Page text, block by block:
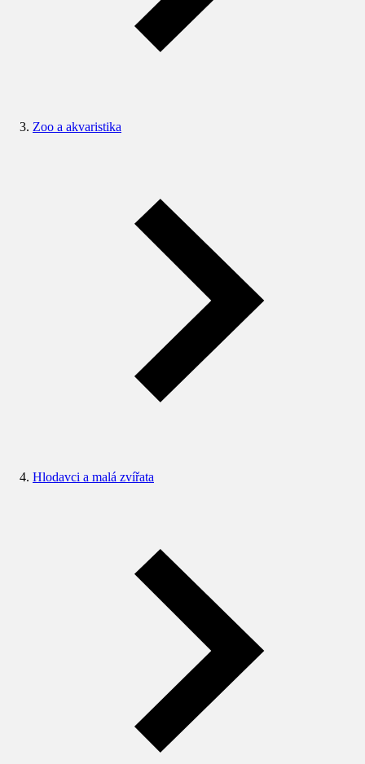
Zoo a akvaristika
Hlodavci a malá zvířata